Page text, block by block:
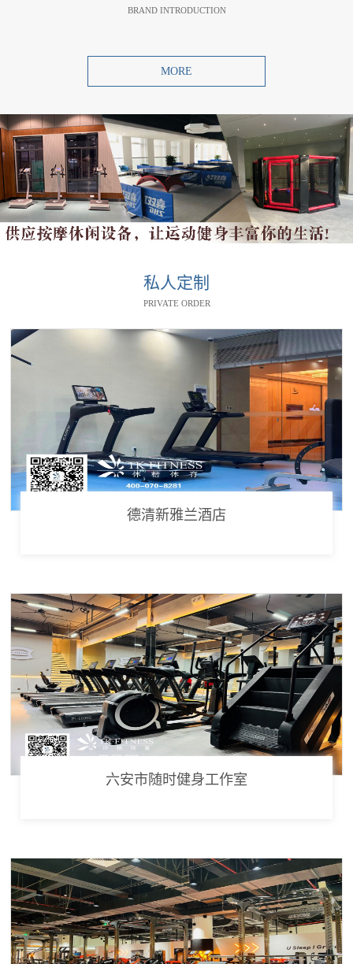
BRAND INTRODUCTION
MORE
私人定制
PRIVATE ORDER
德清新雅兰酒店
六安市随时健身工作室